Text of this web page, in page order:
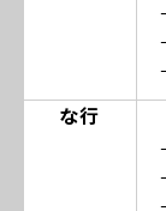
な行